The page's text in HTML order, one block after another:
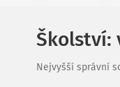
Školství:
Nejvyšší správní